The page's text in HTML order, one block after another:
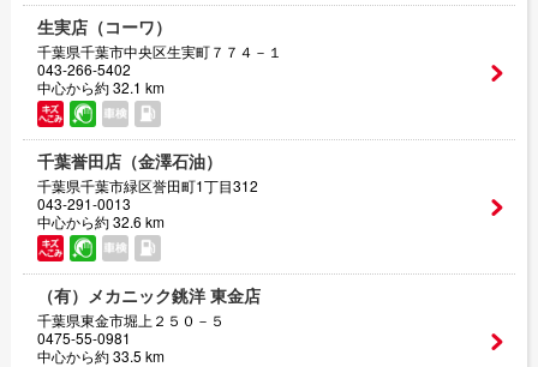
生実店（コーワ）
千葉県千葉市中央区生実町７７４－１
043-266-5402
中心から約 32.1 km
千葉誉田店（金澤石油）
千葉県千葉市緑区誉田町1丁目312
043-291-0013
中心から約 32.6 km
（有）メカニック銚洋 東金店
千葉県東金市堀上２５０－５
0475-55-0981
中心から約 33.5 km